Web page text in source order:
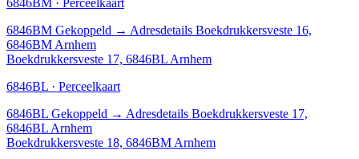
6846BM Gekoppeld → Adresdetails Boekdrukkersveste 16,
6846BM Arnhem
Boekdrukkersveste 17, 6846BL Arnhem
6846BL · Perceelkaart
6846BL Gekoppeld → Adresdetails Boekdrukkersveste 17,
6846BL Arnhem
Boekdrukkersveste 18, 6846BM Arnhem